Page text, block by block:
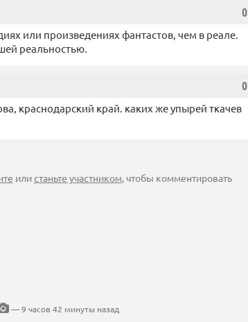
0
или произведениях фантастов, чем в реале.
реальностью.
0
краснодарский край. каких же упырей ткачев
илистаньте участником, чтобы комментировать
— 9 часов 42 минуты назад